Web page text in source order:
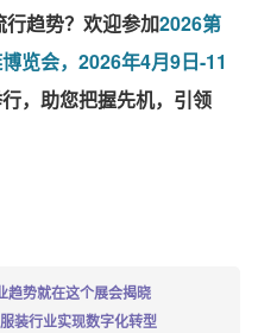
趋势？欢迎参加2026第
览会，2026年4月9日-11
，助您把握先机，引领
趋势就在这个展会揭晓
装行业实现数字化转型